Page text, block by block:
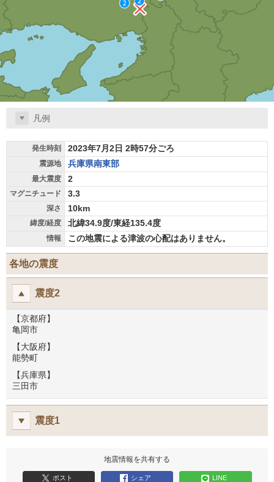
凡例
発生時刻 2023年7月2日 2時57分ごろ
震源地 兵庫県南東部
最大震度 2
マグニチュード 3.3
深さ 10km
緯度/経度 北緯34.9度/東経135.4度
情報 この地震による津波の心配はありません。
各地の震度
震度2
【京都府】
亀岡市
【大阪府】
能勢町
【兵庫県】
三田市
震度1
地震情報を共有する
ポスト シェア LINE